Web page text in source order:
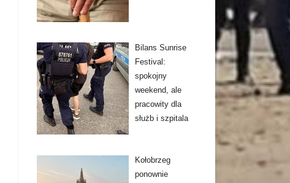
Bilans Sunrise
Festival:
spokojny
weekend, ale
pracowity dla
służb i szpitala
Kołobrzeg
ponownie